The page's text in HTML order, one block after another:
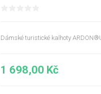
Dámské turistické kalhoty
1 698,00 Kč